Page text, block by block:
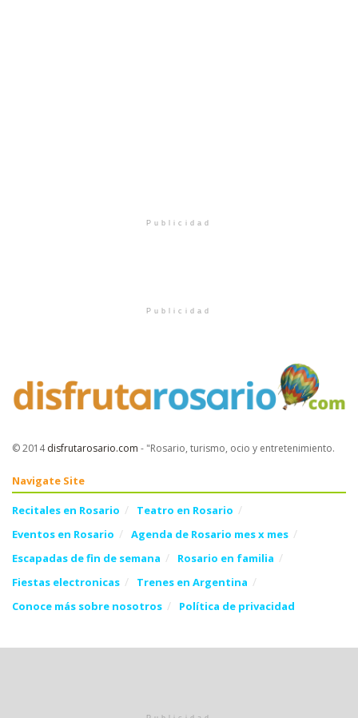
Publicidad
Publicidad
© 2014disfrutarosario.com - "Rosario, turismo, ocio y entretenimiento.
Navigate Site
Recitales en Rosario
Teatro en Rosario
Eventos en Rosario
Agenda de Rosario mes x mes
Escapadas de fin de semana
Rosario en familia
Fiestas electronicas
Trenes en Argentina
Conoce más sobre nosotros
Política de privacidad